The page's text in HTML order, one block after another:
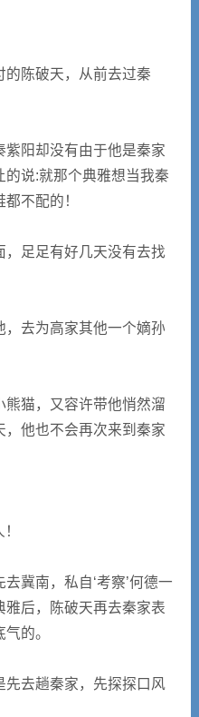
陈破天，从前去过秦
阳却没有由于他是秦家
说:就那个典雅想当我秦
不配的！
足足有好几天没有去找
去为高家其他一个嫡孙
猫，又容许带他悄然溜
，他也不会再次来到秦家
冀南，私自‘考察’何德一
后，陈破天再去秦家表
的。
去趟秦家，先探探口风